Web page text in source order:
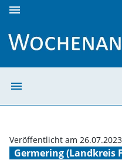
menu
menu
Germering (Landkreis
Veröffentlicht am